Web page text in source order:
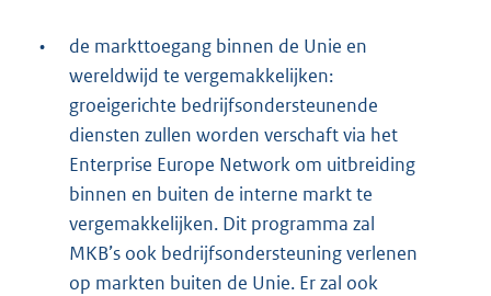
•
de markttoegang binnen de Unie en
wereldwijd te vergemakkelijken:
groeigerichte bedrijfsondersteunende
diensten zullen worden verschaft via het
Enterprise Europe Network om uitbreiding
binnen en buiten de interne markt te
vergemakkelijken. Dit programma zal
MKB’s ook bedrijfsondersteuning verlenen
op markten buiten de Unie. Er zal ook